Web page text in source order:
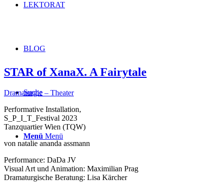
LEKTORAT
BLOG
Suche
Menü Menü
STAR of XanaX. A Fairytale
Dramaturgie – Theater
Performative Installation,
S_P_I_T_Festival 2023
Tanzquartier Wien (TQW)
von natalie ananda assmann
Performance: DaDa JV
Visual Art und Animation: Maximilian Prag
Dramaturgische Beratung: Lisa Kärcher